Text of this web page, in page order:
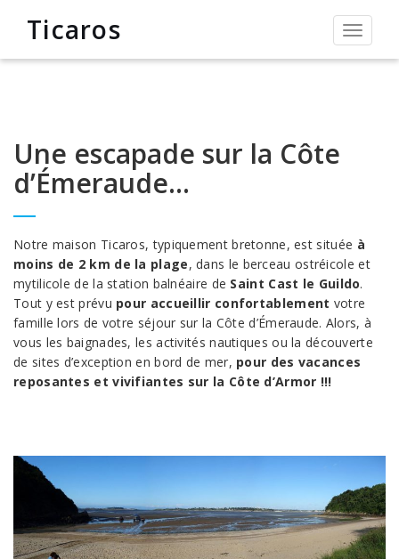
Ticaros
Une escapade sur la Côte
d’Émeraude…
Notre maison Ticaros, typiquement bretonne, est située à
moins de 2 km de la plage, dans le berceau ostréicole et
mytilicole de la station balnéaire de Saint Cast le Guildo.
Tout y est prévu pour accueillir confortablement votre
famille lors de votre séjour sur la Côte d’Émeraude. Alors, à
vous les baignades, les activités nautiques ou la découverte
de sites d’exception en bord de mer, pour des vacances
reposantes et vivifiantes sur la Côte d’Armor !!!